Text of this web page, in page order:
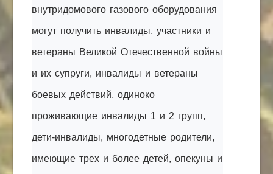
внутридомового газового оборудования
могут получить инвалиды, участники и
ветераны Великой Отечественной войны
и их супруги, инвалиды и ветераны
боевых действий, одиноко
проживающие инвалиды 1 и 2 групп,
дети-инвалиды, многодетные родители,
имеющие трех и более детей, опекуны и